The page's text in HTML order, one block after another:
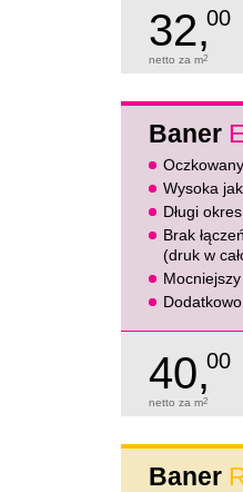
32,00
netto za m2
Baner
Oczkowany
Wysoka
Długi
Brak
(druk w
Mocniejszy
40,00
netto za m2
Baner